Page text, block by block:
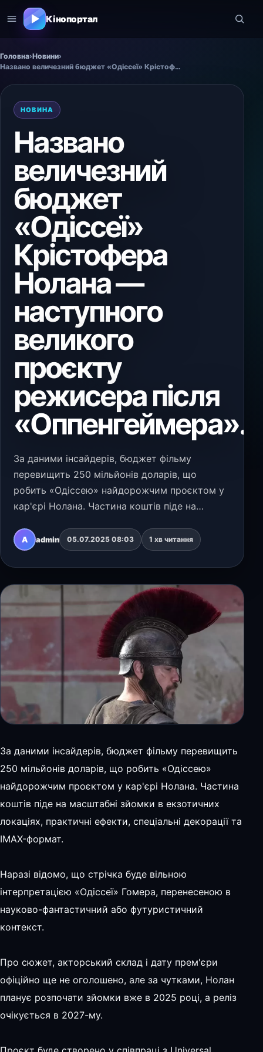
Кінопортал
Головна›Новини›
Названо величезний бюджет «Одіссеї» Крістофера Нолана — наступного великого проєкту режисера після «Оппенгеймера».
НОВИНА
Названо
величезний
бюджет
«Одіссеї»
Крістофера
Нолана —
наступного
великого
проєкту
режисера після
«Оппенгеймера».
За даними інсайдерів, бюджет фільму
перевищить 250 мільйонів доларів, що
робить «Одіссею» найдорожчим проєктом у
кар'єрі Нолана. Частина коштів піде на
практичні ефекти, спеціальні декорації та
IMAX-формат. Наразі відомо…
A admin 05.07.2025 08:03 1 хв читання
За даними інсайдерів, бюджет фільму перевищить
250 мільйонів доларів, що робить «Одіссею»
найдорожчим проєктом у кар'єрі Нолана. Частина
коштів піде на масштабні зйомки в екзотичних
локаціях, практичні ефекти, спеціальні декорації та
IMAX-формат.
Наразі відомо, що стрічка буде вільною
інтерпретацією «Одіссеї» Гомера, перенесеною в
науково-фантастичний або футуристичний
контекст.
Про сюжет, акторський склад і дату прем'єри
офіційно ще не оголошено, але за чутками, Нолан
планує розпочати зйомки вже в 2025 році, а реліз
очікується в 2027-му.